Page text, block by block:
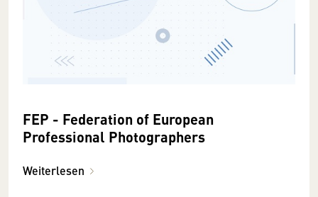
FEP - Federation of European
Professional Photographers
Weiterlesen